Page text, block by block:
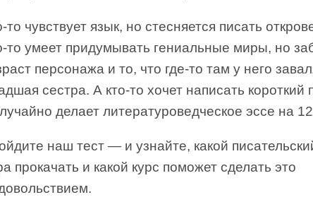
то чувствует язык, но стесняется писать
то умеет придумывать гениальные миры, но
персонажа и то, что где-то там у него
сестра. А кто-то хочет написать короткий
делает литературоведческое эссе на
наш тест — и узнайте, какой
прокачать и какой курс поможет сделать это